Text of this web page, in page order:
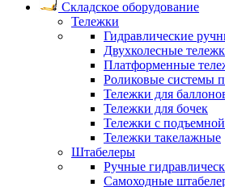
Складское оборудование
Тележки
Гидравлические
Двухколесные
Платформенные
Роликовые системы
Тележки для
Тележки для бочек
Тележки с
Тележки такелажные
Штабелеры
Ручные
Самоходные